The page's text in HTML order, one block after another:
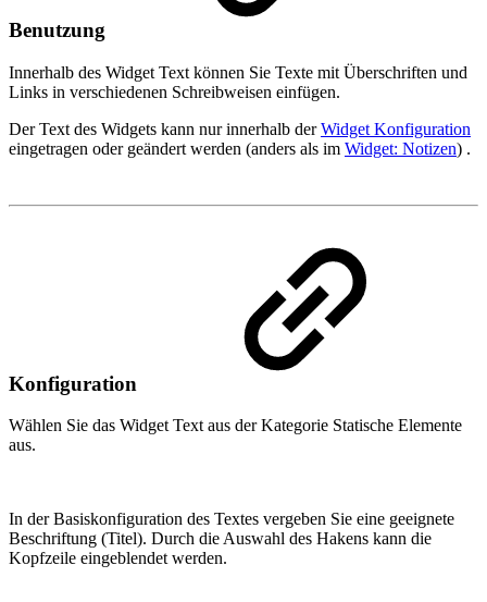
Benutzung
Innerhalb des Widget Text können Sie Texte mit Überschriften und
Links in verschiedenen Schreibweisen einfügen.
Der Text des Widgets kann nur innerhalb derWidget Konfiguration
eingetragen oder geändert werden (anders als im Widget: Notizen) .
Konfiguration
Wählen Sie das Widget Text aus der Kategorie Statische Elemente
aus.
In der Basiskonfiguration des Textes vergeben Sie eine geeignete
Beschriftung (Titel). Durch die Auswahl des Hakens kann die
Kopfzeile eingeblendet werden.